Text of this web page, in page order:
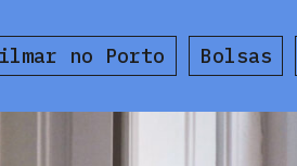
no Porto Bolsas